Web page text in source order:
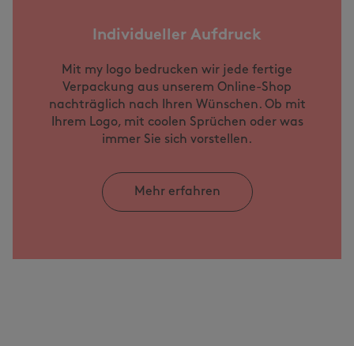
Individueller Aufdruck
Mit my logo bedrucken wir jede fertige
Verpackung aus unserem Online-Shop
nachträglich nach Ihren Wünschen. Ob mit
Ihrem Logo, mit coolen Sprüchen oder was
immer Sie sich vorstellen.
Mehr erfahren